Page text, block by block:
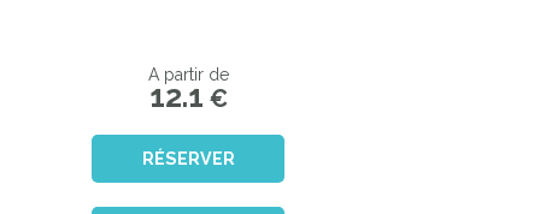
A partir de
12.1 €
RÉSERVER